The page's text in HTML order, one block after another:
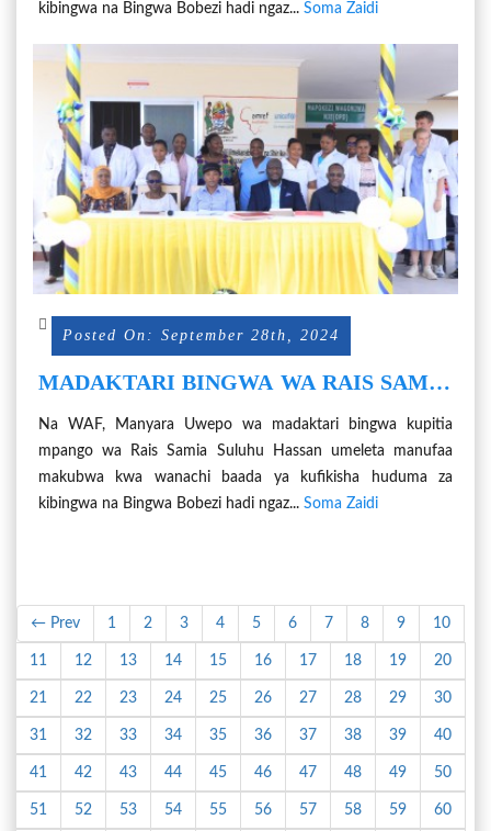
kibingwa na Bingwa Bobezi hadi ngaz... Soma Zaidi
Posted On: September 28th, 2024
MADAKTARI BINGWA WA RAIS SAMIA
Na WAF, Manyara Uwepo wa madaktari bingwa kupitia
mpango wa Rais Samia Suluhu Hassan umeleta manufaa
makubwa kwa wanachi baada ya kufikisha huduma za
kibingwa na Bingwa Bobezi hadi ngaz... Soma Zaidi
← Prev 1 2 3 4 5 6 7 8 9 10
11 12 13 14 15 16 17 18 19 20
21 22 23 24 25 26 27 28 29 30
31 32 33 34 35 36 37 38 39 40
41 42 43 44 45 46 47 48 49 50
51 52 53 54 55 56 57 58 59 60